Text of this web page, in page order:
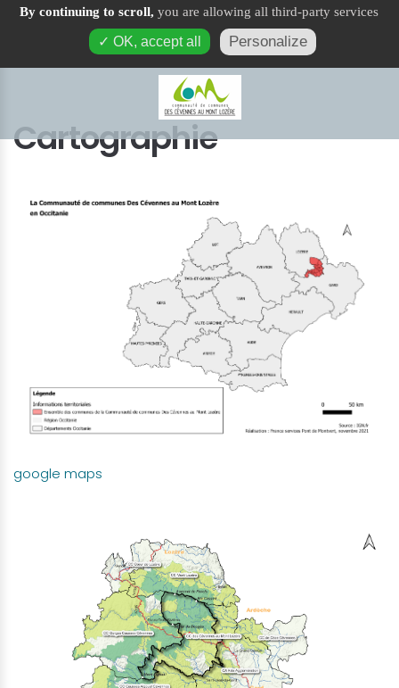
Cartographie
Cartographie
google maps
By continuing to scroll, you are allowing all third-party services
✓ OK, accept all Personalize